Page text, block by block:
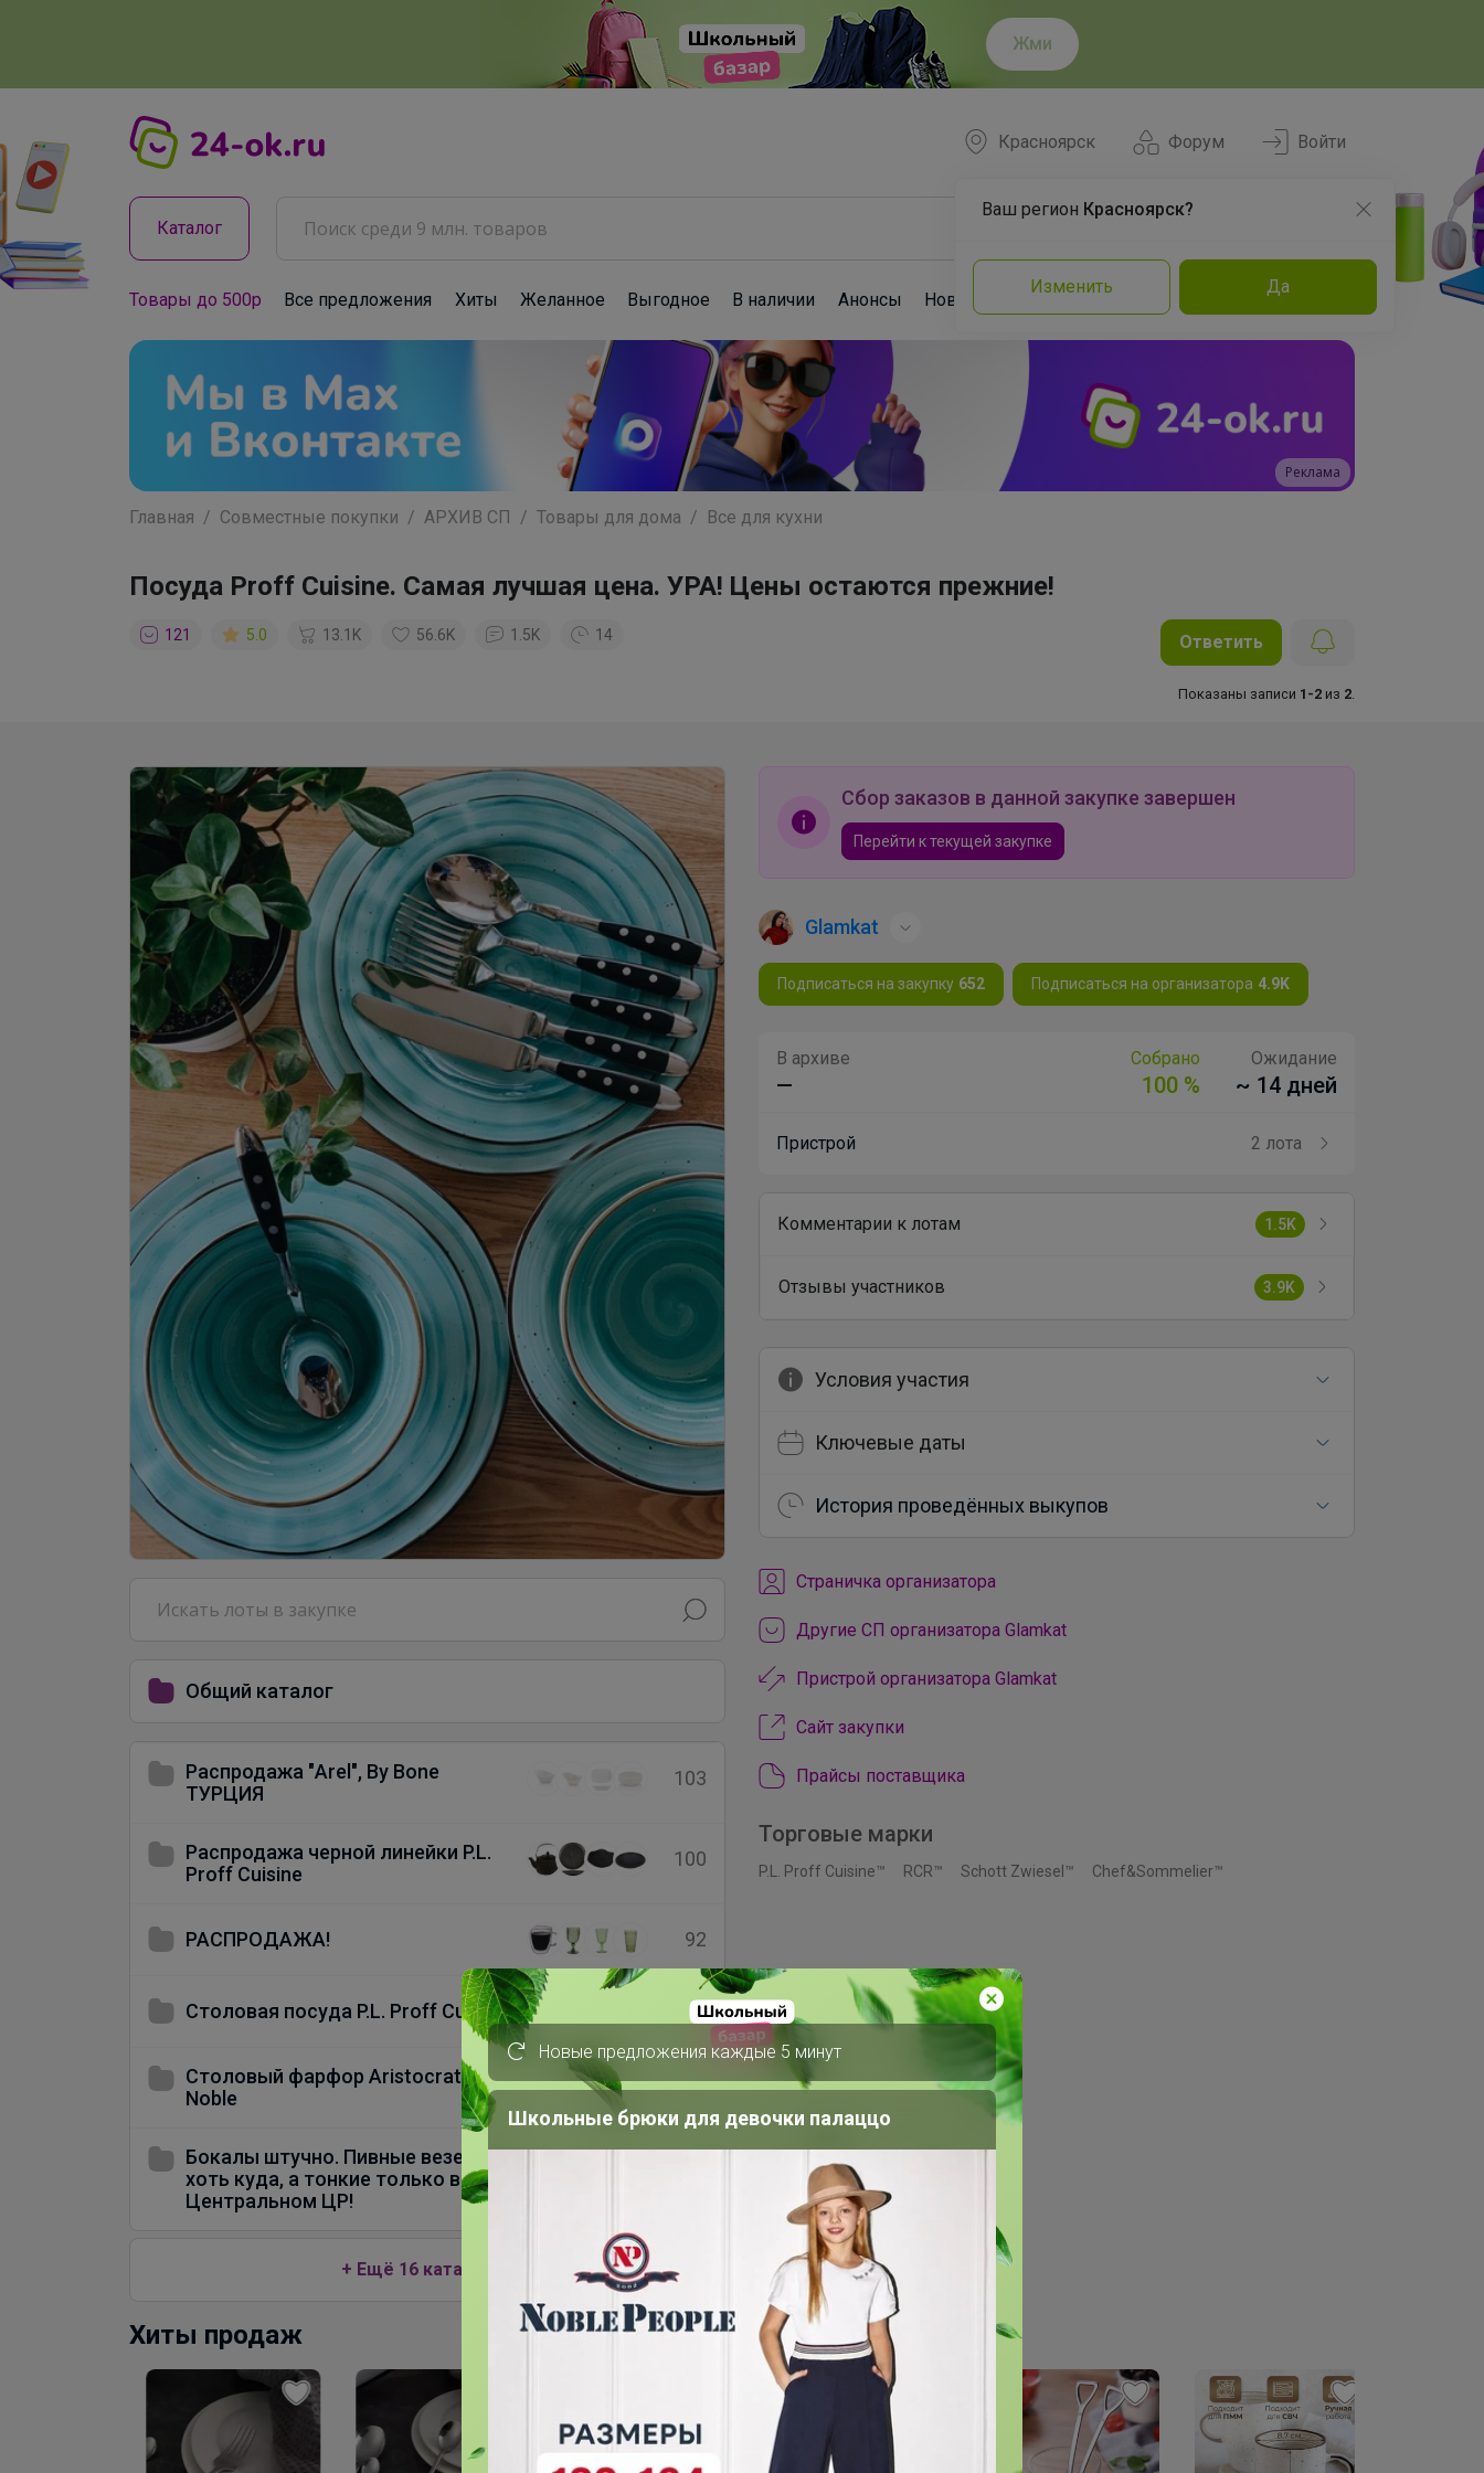
Жми
Форум
Красноярск
Ваш регион Красноярск?
Изменить Да
Войти
Каталог
Товары до 500р Все предложения Хиты Желанное Выгодное В наличии Анонсы Новости Команда Эксперты
Реклама
Главная Совместные покупки АРХИВ СП Товары для дома Все для кухни
Посуда Proff Cuisine. Самая лучшая цена. УРА! Цены остаются прежние!
121 5.0 13.1K 56.6K 1.5K 14 Ответить
Показаны записи 1-2 из 2
Общий каталог
Распродажа "Arel", By Bone
ТУРЦИЯ
103
Распродажа черной линейки P.L.
Proff Cuisine
100
РАСПРОДАЖА! 92
Столовая посуда P.L. Proff Cuisine 1.1K
Столовый фарфор Aristocrat,
Noble
393
Бокалы штучно. Пивные везем
хоть куда, а тонкие только в
Центральном ЦР!
+ Ещё 16 каталогов
Сбор заказов в данной закупке завершен
Перейти к текущей закупке
Glamkat
Подписаться на закупку 652 Подписаться на организатора 4.9K
В архиве
—
Собрано
100 %
Ожидание
~ 14 дней
Пристрой 2 лота
Комментарии к лотам 1.5K
Отзывы участников 3.9K
Условия участия
Ключевые даты
История проведённых выкупов
Cтраничка организатора
Другие СП организатора Glamkat
Пристрой организатора Glamkat
Сайт закупки
Прайсы поставщика
Торговые марки
P.L. Proff Cuisine™ RCR™ Schott Zwiesel™ Chef&Sommelier™
Хиты продаж
Новые предложения каждые 5 минут
Школьные брюки для девочки палаццо